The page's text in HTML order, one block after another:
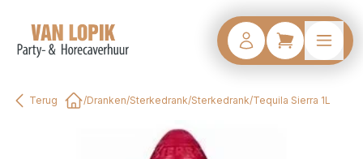
Terug
/Dranken/Sterkedrank/Sterkedrank/Tequila Sierra 1L